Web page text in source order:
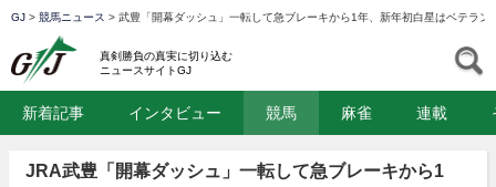
GJ > 競馬ニュース > 武豊「開幕ダッシュ」一転して急ブレーキから1年、新年初白星はベテラン
真剣勝負の真実に切り込む
ニュースサイトGJ
新着記事 インタビュー 競馬 麻雀 連載
JRA武豊「開幕ダッシュ」一転して急ブレーキから1